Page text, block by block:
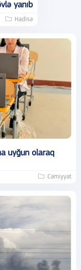
yanıb
Hadisə
uyğun olaraq
Cəmiyyət